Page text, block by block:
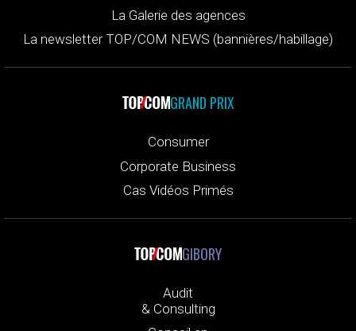
La Galerie des agences
La newsletter TOP/COM NEWS (bannières/habillage)
GRAND PRIX
Consumer
Corporate Business
Cas Vidéos Primés
GIBORY
Audit
& Consulting